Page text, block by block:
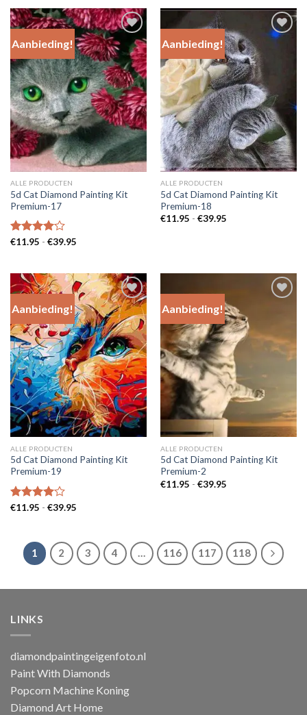
Aanbieding!
Add to
Wishlist
ALLE PRODUCTEN
5d Cat Diamond Painting Kit
Premium-17
Gewaardeerd
€11.95 - €39.95Prijsklasse:
Aanbieding!
Wishlist
ALLE PRODUCTEN
5d Cat Diamond Painting Kit
Premium-18
€11.95 - €39.95Prijsklasse:
Aanbieding!
Add to
Wishlist
ALLE PRODUCTEN
5d Cat Diamond Painting Kit
Premium-19
Gewaardeerd
€11.95 - €39.95Prijsklasse:
Aanbieding!
Wishlist
ALLE PRODUCTEN
5d Cat Diamond Painting Kit
Premium-2
€11.95 - €39.95Prijsklasse:
1 2 3 4 … 116 117 118
LINKS
diamondpaintingeigenfoto.nl
Paint With Diamonds
Popcorn Machine Koning
Diamond Art Home